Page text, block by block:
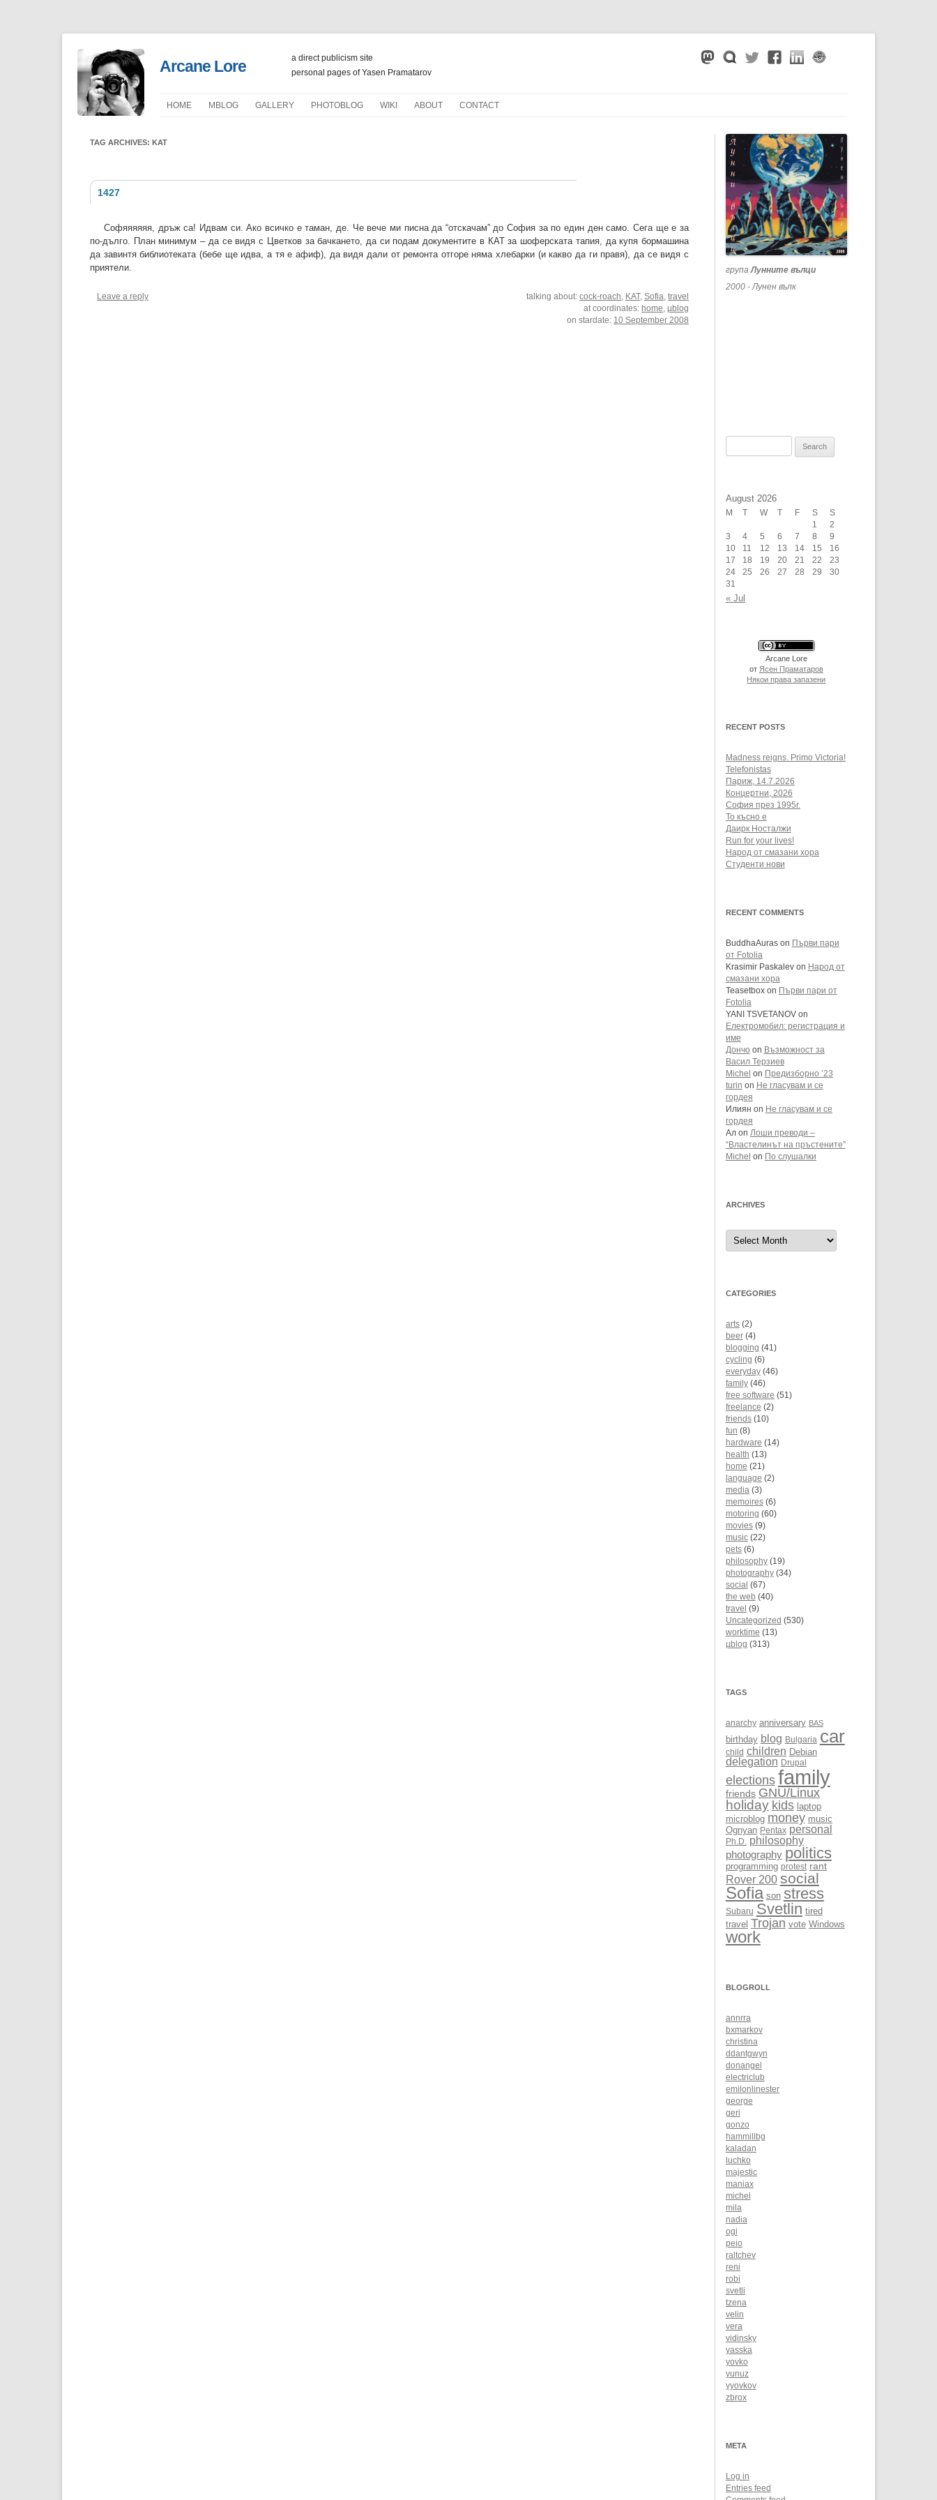
Arcane Lore
a direct publicism site
personal pages of Yasen Pramatarov
HOME ΜBLOG GALLERY PHOTOBLOG WIKI ABOUT CONTACT
TAG ARCHIVES: KAT
1427
Софяяяяяя, дръж са! Идвам си. Ако всичко е таман, де. Че вече ми писна да “отскачам” до София за по един ден само. Сега ще е за
по-дълго. План минимум – да се видя с Цветков за бачкането, да си подам документите в КАТ за шоферската тапия, да купя бормашина
да завинтя библиотеката (бебе ще идва, а тя е афиф), да видя дали от ремонта отгоре няма хлебарки (и какво да ги правя), да се видя с
приятели.
Leave a reply talking about:cock-roach KAT,Sofia ,travel
at coordinates: home ,µblog
on stardate: 10 September 2008
групаЛунните вълци
2000 - Лунен вълк
August 2026
M W F S
S
1
2
3
4 5 6 7 8
9
10
11 12 13 14 15
16
17
18 19 20 21 22
23
24
25 26 27 28 29
30
31
« Jul
Arcane Lore
от Ясен Праматаров
Някои права запазени
RECENT POSTS
Madness reigns. Primo Victoria!
Telefonistas
Париж, 14.7.2026
Концертни, 2026
София през 1995г.
То късно е
Даирк Носталжи
Run for your lives!
Народ от смазани хора
Студенти нови
RECENT COMMENTS
BuddhaAurason
Първи пари
от Fotolia
Krasimir Paskalevon Народ от
смазани хора
Teasetboxon
Първи пари от
Fotolia
YANI TSVETANOVon
Електромобил: регистрация и
име
Дончо on Възможност за
Васил Терзиев
Michel on
Предизборно ’23
turin on Не гласувам и се
гордея
Илиян on Не гласувам и се
гордея
Алon Лоши преводи –
“Властелинът на пръстените”
Michel on По слушалки
ARCHIVES
Archives
CATEGORIES
arts(2)
beer(4)
blogging (41)
cycling (6)
everyday(46)
family(46)
free software (51)
freelance (2)
friends(10)
fun (8)
hardware (14)
health (13)
home (21)
language (2)
media (3)
memoires(6)
motoring (60)
movies(9)
music(22)
pets(6)
philosophy(19)
photography(34)
social (67)
the web (40)
travel (9)
Uncategorized (530)
worktime (13)
µblog (313)
TAGS
anarchy anniversary BAS
birthday blog Bulgaria car
child children Debian
delegation Drupal
elections family
friends GNU/Linux
holiday kids laptop
microblog money music
Ognyan Pentax personal
Ph.D. philosophy
photography politics
programming protest rant
Rover 200 social
Sofia son stress
Subaru Svetlin tired
travel Trojan vote Windows
work
BLOGROLL
annrra
bxmarkov
christina
ddantgwyn
donangel
electriclub
emilonlinester
george
geri
gonzo
hammillbg
kaladan
luchko
majestic
maniax
michel
mila
nadia
ogi
peio
raltchev
reni
robi
svetli
tzena
velin
vera
vidinsky
yasska
yovko
yunuz
yyovkov
zbrox
META
Log in
Entries feed